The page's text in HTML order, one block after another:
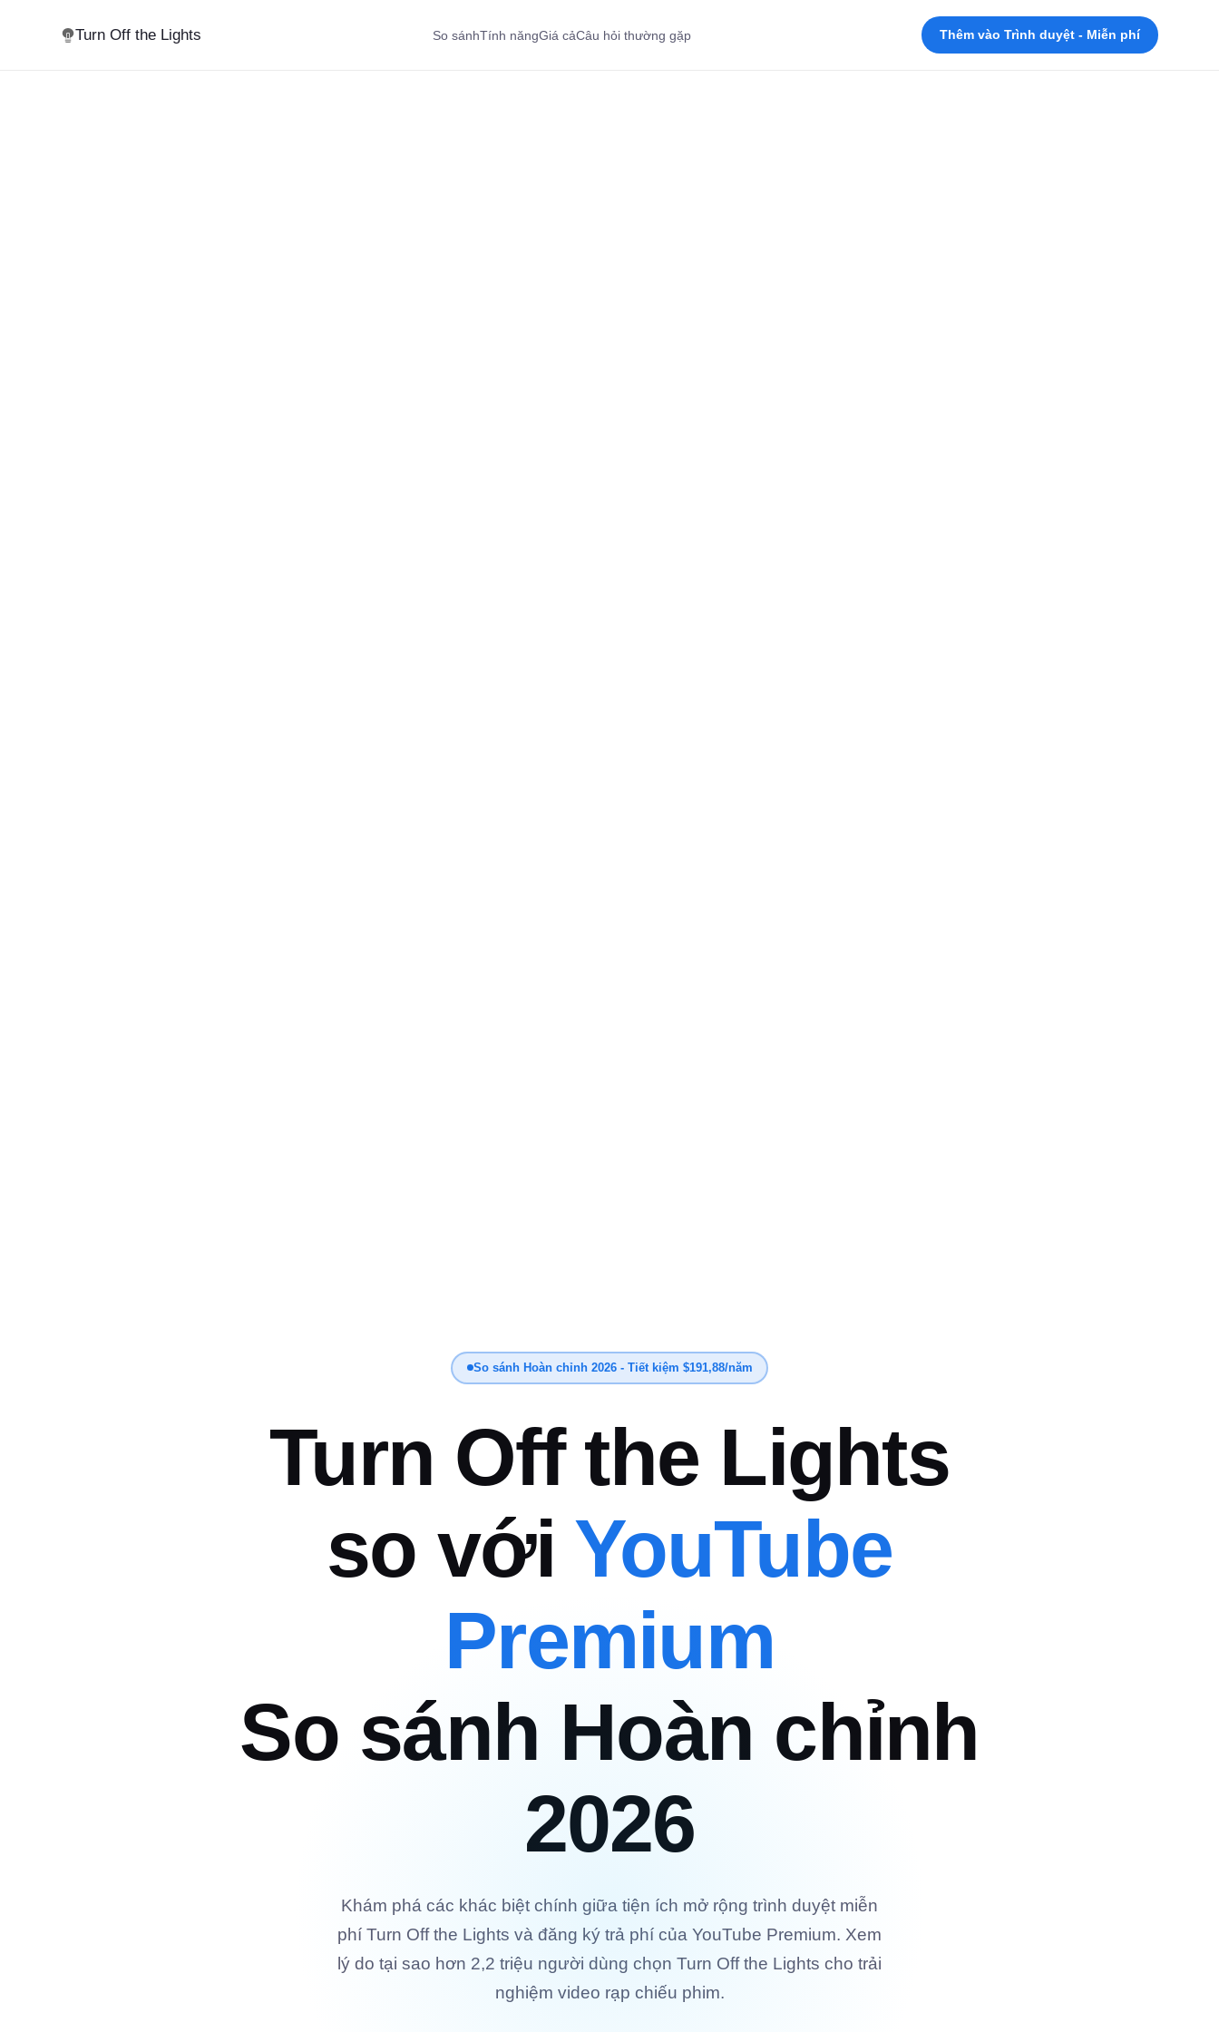
Turn Off the Lights So sánhTính năngGiá cảCâu hỏi thường gặp Thêm vào Trình duyệt - Miễn phí
So sánh Hoàn chỉnh 2026 - Tiết kiệm $191,88/năm
Turn Off the Lights
so với YouTube
Premium
So sánh Hoàn chỉnh
2026
Khám phá các khác biệt chính giữa tiện ích mở rộng trình duyệt miễn
phí Turn Off the Lights và đăng ký trả phí của YouTube Premium. Xem
lý do tại sao hơn 2,2 triệu người dùng chọn Turn Off the Lights cho trải
nghiệm video rạp chiếu phim.